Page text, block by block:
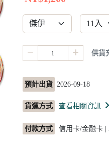
供貨
預計出貨 2026-09-18
貨運方式 查看相關資訊
付款方式 信用卡/金融卡 |